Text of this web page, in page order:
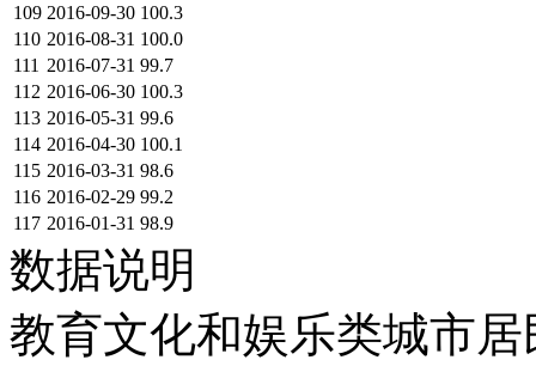
109 2016-09-30 100.3
110 2016-08-31 100.0
111 2016-07-31 99.7
112 2016-06-30 100.3
113 2016-05-31 99.6
114 2016-04-30 100.1
115 2016-03-31 98.6
116 2016-02-29 99.2
117 2016-01-31 98.9
数据说明
教育文化和娱乐类城市